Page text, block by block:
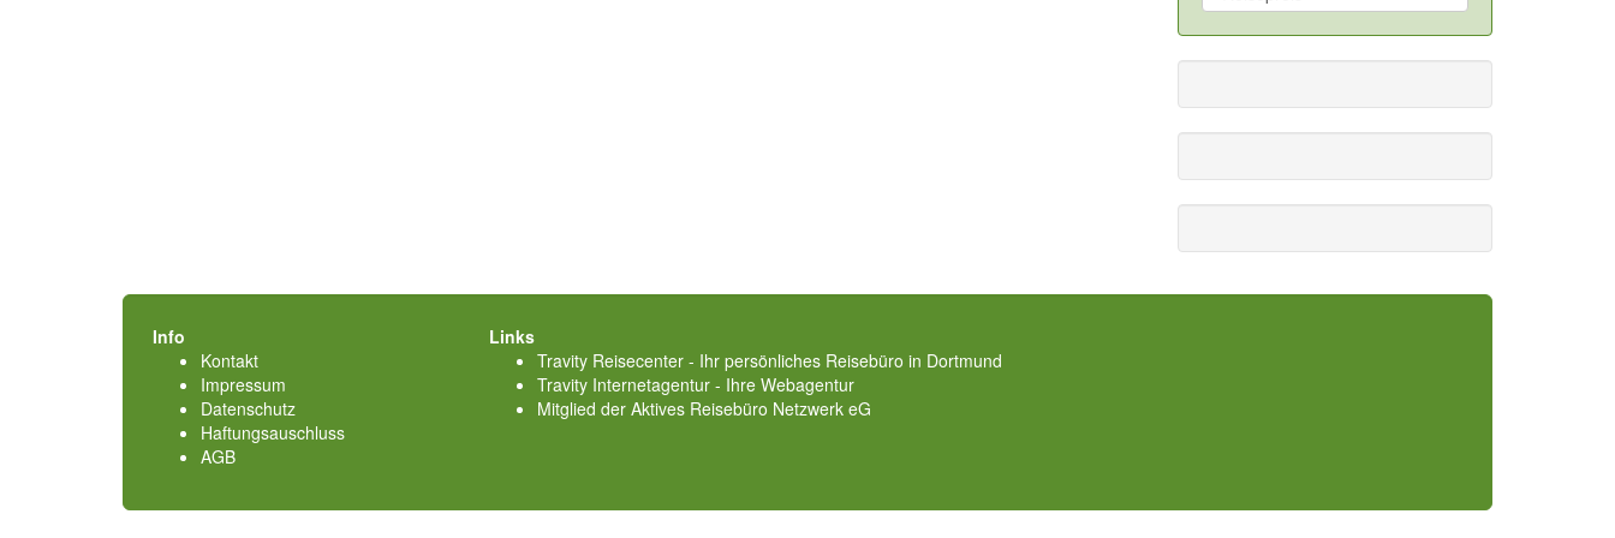
Info
Kontakt
Impressum
Datenschutz
Haftungsauschluss
AGB
Links
Travity Reisecenter - Ihr persönliches Reisebüro in Dortmund
Travity Internetagentur - Ihre Webagentur
Mitglied der Aktives Reisebüro Netzwerk eG